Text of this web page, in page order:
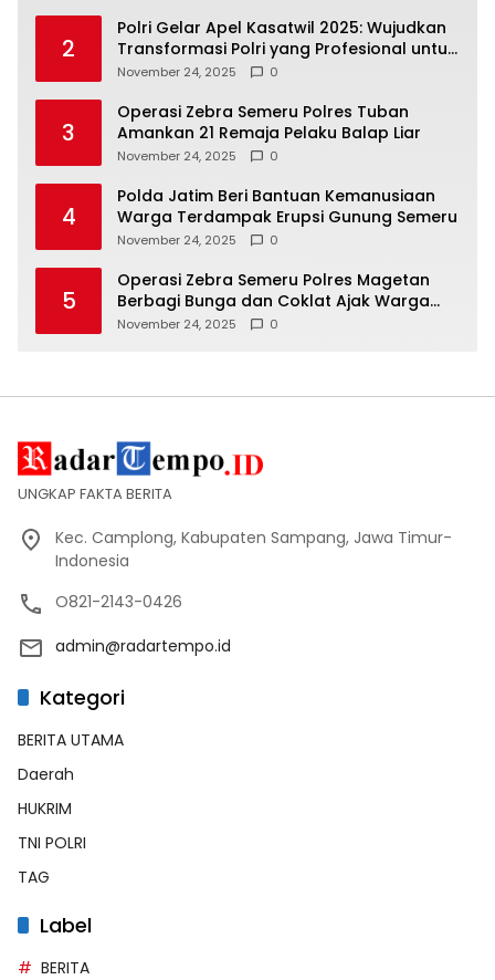
2
Polri Gelar Apel Kasatwil 2025: Wujudkan
Transformasi Polri yang Profesional untuk
Masyarakat
November 24, 2025 0
3
Operasi Zebra Semeru Polres Tuban
Amankan 21 Remaja Pelaku Balap Liar
November 24, 2025 0
4
Polda Jatim Beri Bantuan Kemanusiaan
Warga Terdampak Erupsi Gunung Semeru
November 24, 2025 0
5
Operasi Zebra Semeru Polres Magetan
Berbagi Bunga dan Coklat Ajak Warga
Tertib Lalin
November 24, 2025 0
UNGKAP FAKTA BERITA
Kec. Camplong, Kabupaten Sampang, Jawa Timur-
Indonesia
O821-2143-0426
admin@radartempo.id
Kategori
BERITA UTAMA
Daerah
HUKRIM
TNI POLRI
TAG
Label
BERITA